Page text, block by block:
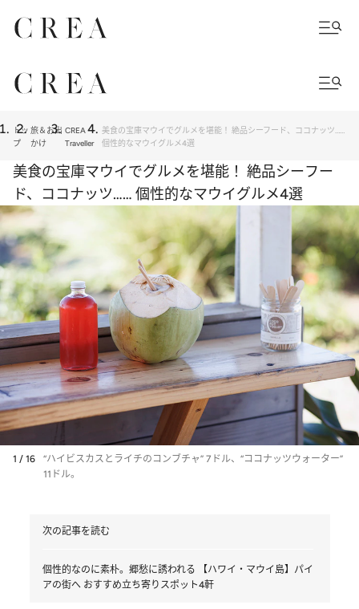
トッ
プ
旅＆お出
かけ
CREA
Traveller
美食の宝庫マウイでグルメを堪能！ 絶品シーフード、ココナッツ……
個性的なマウイグルメ4選
美食の宝庫マウイでグルメを堪能！ 絶品シーフー
ド、ココナッツ…… 個性的なマウイグルメ4選
1 / 16
“ハイビスカスとライチのコンブチャ” 7ドル、“ココナッツウォーター”
11ドル。
次の記事を読む
個性的なのに素朴。郷愁に誘われる 【ハワイ・マウイ島】パイ
アの街へ おすすめ立ち寄りスポット4軒